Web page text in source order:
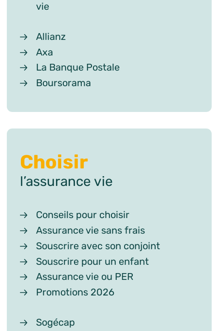
vie
Allianz
Axa
La Banque Postale
Boursorama
Choisir
l’assurance vie
Conseils pour choisir
Assurance vie sans frais
Souscrire avec son conjoint
Souscrire pour un enfant
Assurance vie ou PER
Promotions 2026
Sogécap